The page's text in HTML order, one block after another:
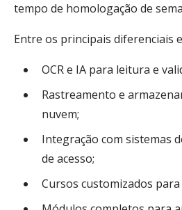
tempo de homologação de
Entre os principais diferenciais
OCR e IA para leitura e
Rastreamento e
nuvem;
Integração com sistemas
de acesso;
Cursos customizados para